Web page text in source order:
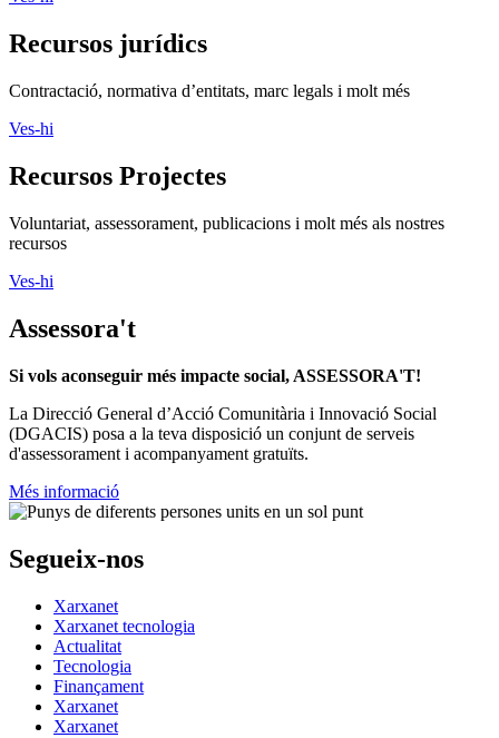
Recursos jurídics
Contractació, normativa d’entitats, marc legals i molt més
Ves-hi
Recursos Projectes
Voluntariat, assessorament, publicacions i molt més als nostres
recursos
Ves-hi
Assessora't
Si vols aconseguir més impacte social, ASSESSORA'T!
La Direcció General d’Acció Comunitària i Innovació Social
(DGACIS) posa a la teva disposició un conjunt de serveis
d'assessorament i acompanyament gratuïts.
Més informació
Segueix-nos
Xarxanet
Xarxanet tecnologia
Actualitat
Tecnologia
Finançament
Xarxanet
Xarxanet